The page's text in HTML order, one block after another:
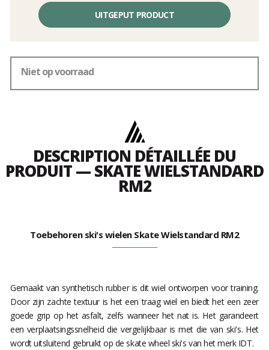
Éénheidsprijs,
UITGEPUT PRODUCT
Niet op voorraad
DESCRIPTION DÉTAILLÉE DU
PRODUIT — SKATE WIELSTANDARD
RM2
Toebehoren ski's wielen Skate Wielstandard RM2
Gemaakt van synthetisch rubber is dit wiel ontworpen voor training.
Door zijn zachte textuur is het een traag wiel en biedt het een zeer
goede grip op het asfalt, zelfs wanneer het nat is. Het garandeert
een verplaatsingssnelheid die vergelijkbaar is met die van ski's. Het
wordt uitsluitend gebruikt op de skate wheel ski's van het merk IDT.